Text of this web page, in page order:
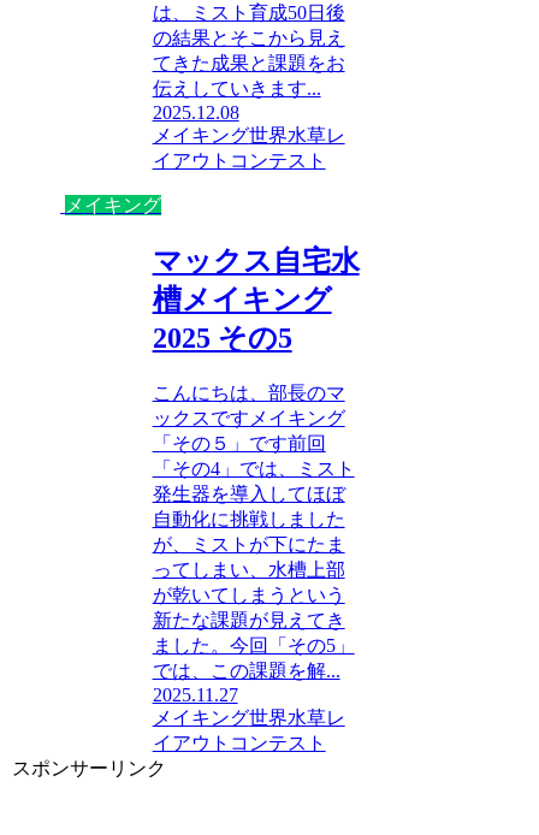
は、ミスト育成50日後
の結果とそこから見え
てきた成果と課題をお
伝えしていきます...
2025.12.08
メイキング世界水草レ
イアウトコンテスト
メイキング
マックス自宅水
槽メイキング
2025 その5
こんにちは、部長のマ
ックスですメイキング
「その５」です前回
「その4」では、ミスト
発生器を導入してほぼ
自動化に挑戦しました
が、ミストが下にたま
ってしまい、水槽上部
が乾いてしまうという
新たな課題が見えてき
ました。今回「その5」
では、この課題を解...
2025.11.27
メイキング世界水草レ
イアウトコンテスト
スポンサーリンク